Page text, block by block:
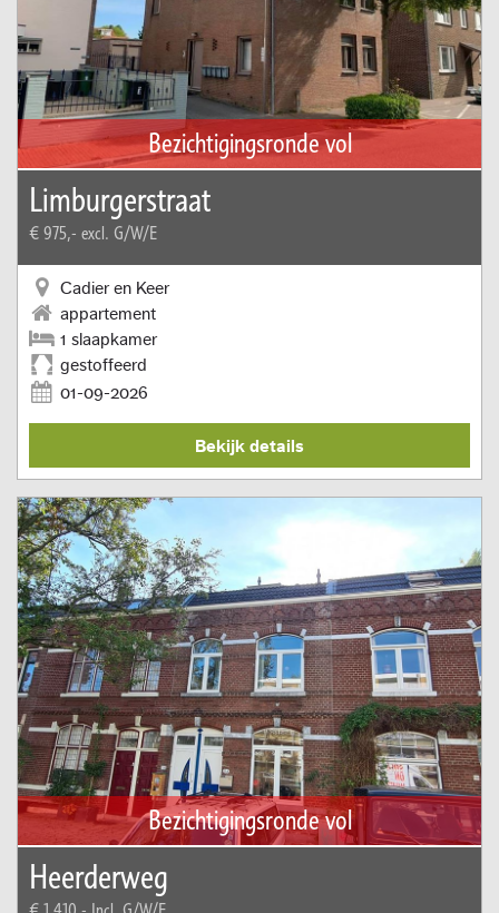
Bezichtigingsronde vol
Limburgerstraat
€ 975,- excl. G/W/E
Cadier en Keer
appartement
1 slaapkamer
gestoffeerd
01-09-2026
Bekijk details
Bezichtigingsronde vol
Heerderweg